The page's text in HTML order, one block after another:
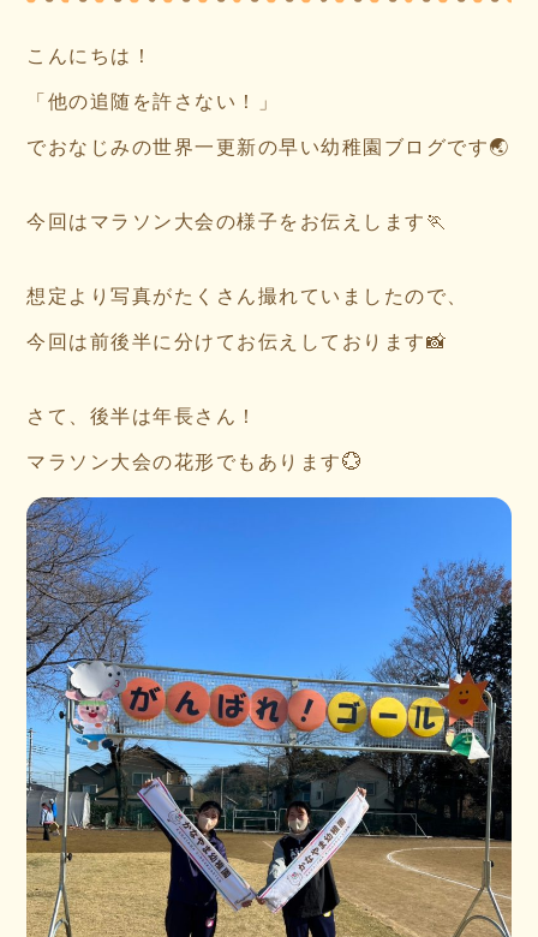
こんにちは！
「他の追随を許さない！」
でおなじみの世界一更新の早い幼稚園ブログです🌏
今回はマラソン大会の様子をお伝えします🏃
想定より写真がたくさん撮れていましたので、
今回は前後半に分けてお伝えしております📸
さて、後半は年長さん！
マラソン大会の花形でもあります💮